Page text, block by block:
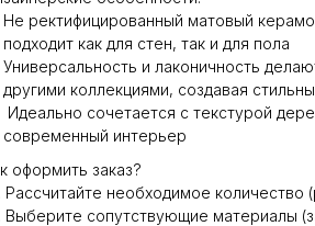
Не ректифицированный матовый
подходит как для стен, так и для пола
Универсальность и лаконичность
другими коллекциями, создавая
Идеально сочетается с текстурой
современный интерьер
оформить заказ?
Рассчитайте необходимое количество
Выберите сопутствующие материалы